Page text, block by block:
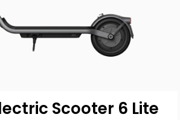
Scooter 6 Lite